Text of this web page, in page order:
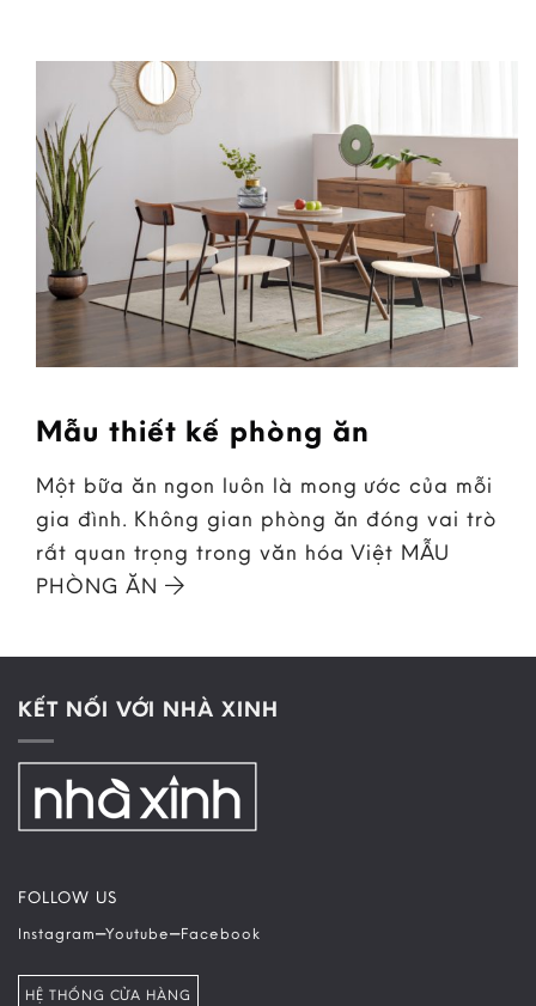
Mẫu thiết kế phòng ăn
Một bữa ăn ngon luôn là mong ước của mỗi
gia đình. Không gian phòng ăn đóng vai trò
rất quan trọng trong văn hóa Việt MẪU
PHÒNG ĂN
KẾT NỐI VỚI NHÀ XINH
FOLLOW US
Instagram–Youtube–Facebook
HỆ THỐNG CỬA HÀNG